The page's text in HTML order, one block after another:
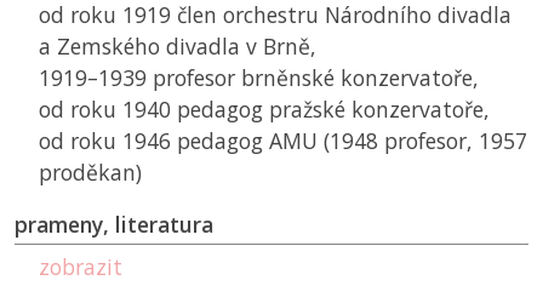
od roku 1919 člen orchestru Národního divadla
a Zemského divadla v Brně,
1919–1939 profesor brněnské konzervatoře,
od roku 1940 pedagog pražské konzervatoře,
od roku 1946 pedagog AMU (1948 profesor, 1957
proděkan)
prameny, literatura
zobrazit